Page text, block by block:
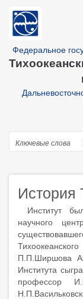
основному
Федеральное
Поиск
Институт
научного
П.П.Ширшова
Института
профессор